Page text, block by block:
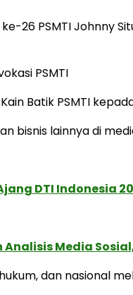
26 PSMTI Johnny
PSMTI
Batik PSMTI
bisnis lainnya di
DTI Indonesia
Media
dan nasional